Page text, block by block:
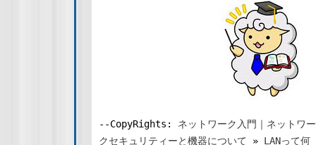
--CopyRights: ネットワーク入門｜ネットワー
クセキュリティーと機器について » LANって何